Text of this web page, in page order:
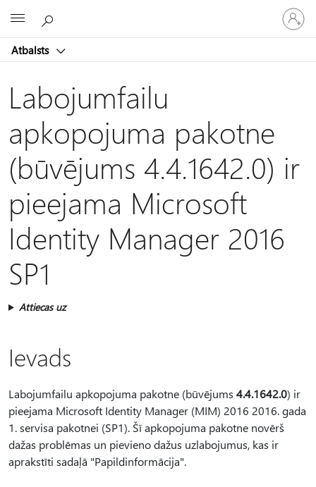
Atbalsts
savā
kontā
Labojumfailu
apkopojuma pakotne
(būvējums 4.4.1642.0) ir
pieejama Microsoft
Identity Manager 2016
SP1
Attiecas uz
Ievads
Labojumfailu apkopojuma pakotne (būvējums 4.4.1642.0) ir
pieejama Microsoft Identity Manager (MIM) 2016 2016. gada
1. servisa pakotnei (SP1). Šī apkopojuma pakotne novērš
dažas problēmas un pievieno dažus uzlabojumus, kas ir
aprakstīti sadaļā "Papildinformācija".